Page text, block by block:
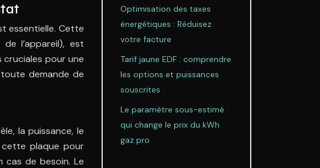
essentielle. Cette
l’appareil), est
cruciales pour une
demande de
la puissance, le
cette plaque pour
cas de besoin. Le
Optimisation des taxes
énergétiques : Réduisez
votre facture
Tarif jaune EDF : comprendre
les options et puissances
souscrites
Le paramètre sous-estimé
qui change le prix du kWh
gaz pro